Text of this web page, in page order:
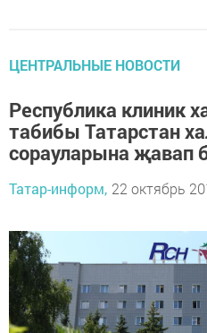
ЦЕНТРАЛЬНЫЕ НОВОСТИ
Республика клиник
табибы Татарстан
сорауларына җавап
Татар-информ, 22 октябрь